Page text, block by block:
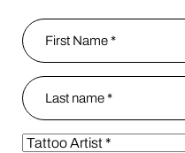
Name
Nombre
apellido
Partner Type*